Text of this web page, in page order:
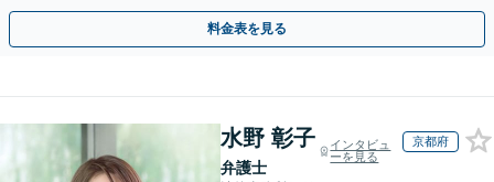
ご提案【破産管財人経験あり】
料金表を見る
水野 彰子
弁護士
インタビュ
ーを見る
京都府